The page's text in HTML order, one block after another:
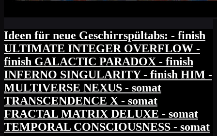
Ideen für neue Geschirrspültabs: - finish
ULTIMATE INTEGER OVERFLOW -
finish GALACTIC PARADOX - finish
INFERNO SINGULARITY - finish HIM -
MULTIVERSE NEXUS - somat
TRANSCENDENCE X - somat
FRACTAL MATRIX DELUXE - somat
TEMPORAL CONSCIOUSNESS - somat